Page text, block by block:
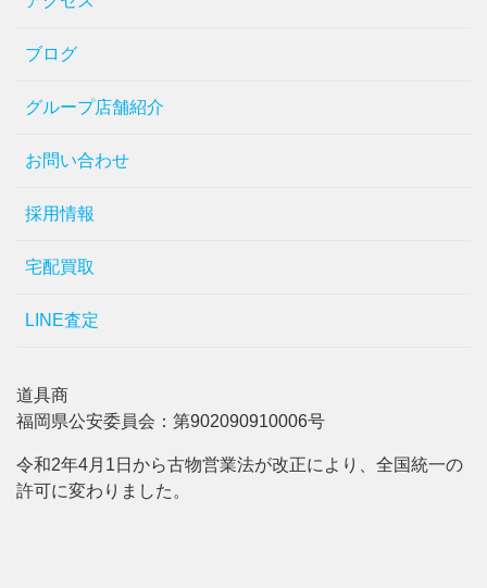
ブログ
グループ店舗紹介
お問い合わせ
採用情報
宅配買取
LINE査定
道具商
福岡県公安委員会：第902090910006号
令和2年4月1日から古物営業法が改正により、全国統一の
許可に変わりました。